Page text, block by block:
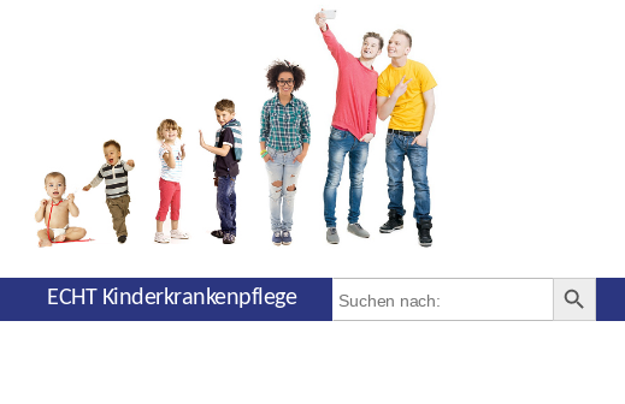
ECHT Kinderkrankenpflege
for:
SEARCH